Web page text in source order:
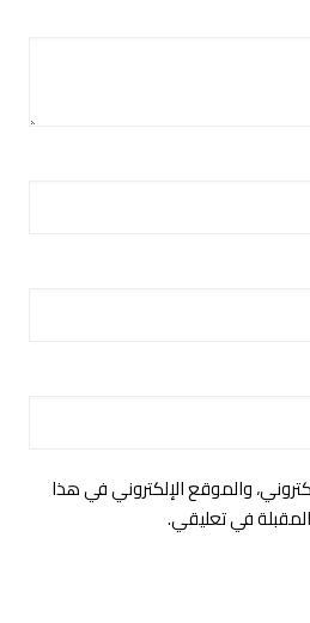
والموقع الإلكتروني في هذا
في تعليقي.